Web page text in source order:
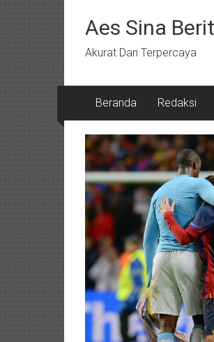
kontenAes Sina
Akurat Dan Terpercaya
Beranda Redaksi